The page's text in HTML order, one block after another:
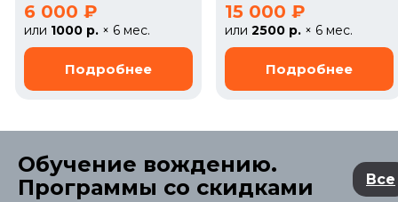
6 000 ₽
или 1000 р. × 6 мес.
15 000 ₽
или2500 р. × 6 мес.
Обучение вождению.
Программы со скидками
Все